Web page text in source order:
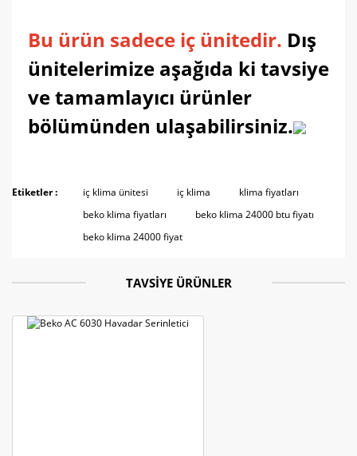
Bu ürün sadece iç ünitedir. Dış
ünitelerimize aşağıda ki tavsiye
ve tamamlayıcı ürünler
bölümünden ulaşabilirsiniz.
Bu ürüne ilk yorumu siz yapın!
Yorum Yaz
diğer konularda yetersiz gördüğünüz noktaları öneri
Görüş ve önerileriniz için teşekkür ederiz.
Ürün açıklamasında eksik bilgiler bulunuyor.
Ürün fiyatı diğer sitelerden daha pahalı.
Etiketler : iç klima ünitesi iç klima
klima fiyatları
beko klima fiyatları
beko klima 24000 btu fiyatı
beko klima 24000 fiyat
TAVSİYE ÜRÜNLER